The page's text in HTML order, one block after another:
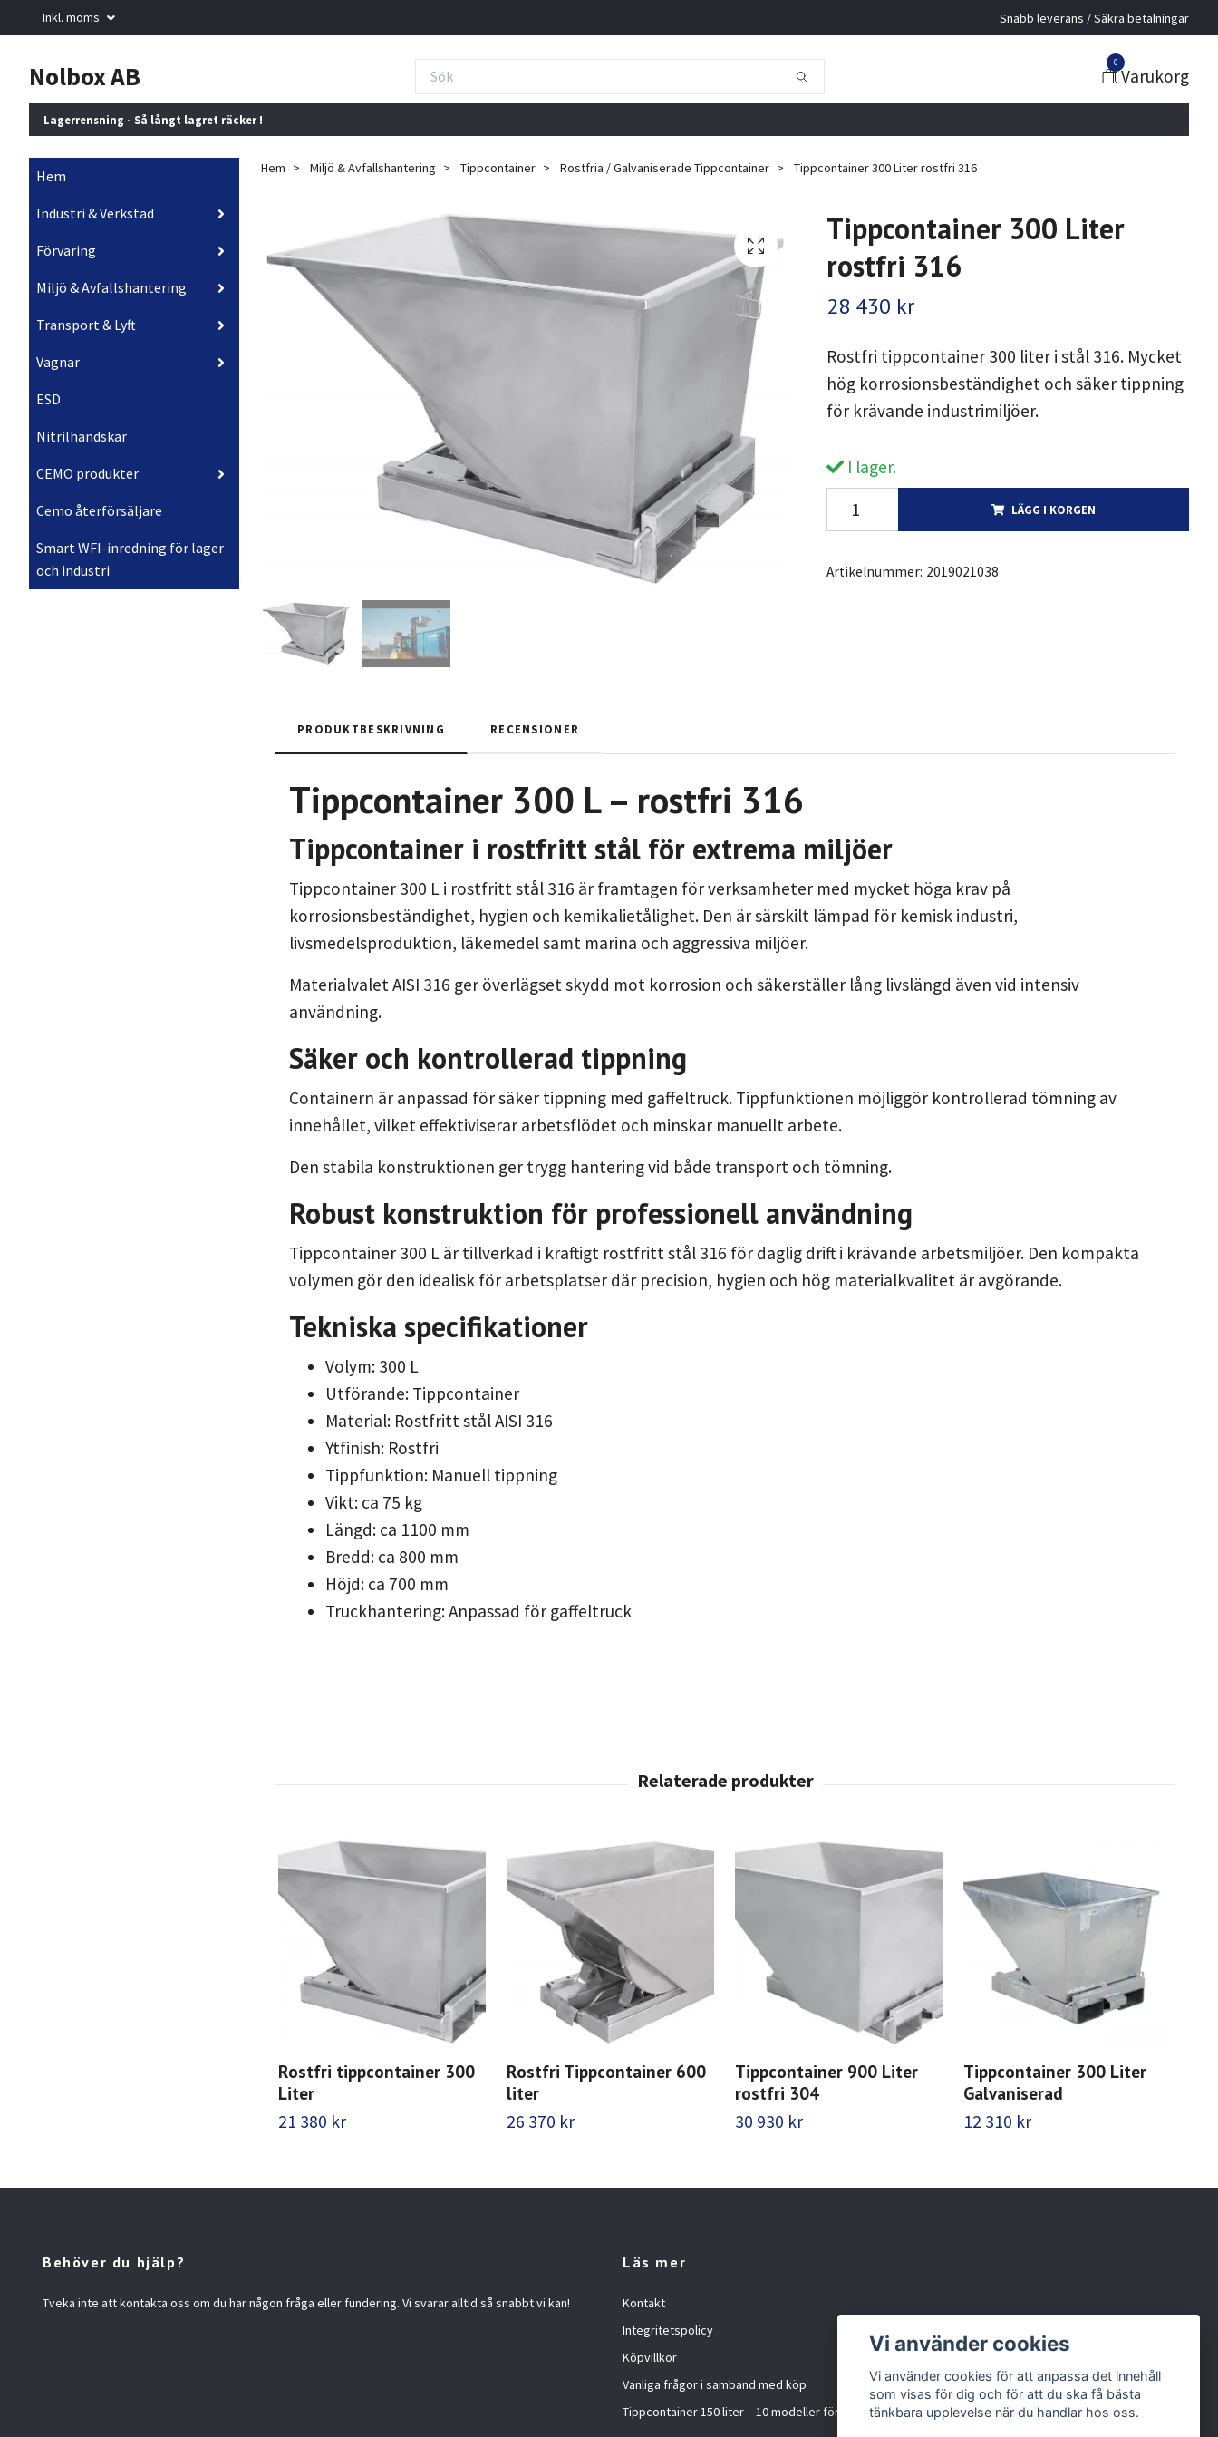
Inkl. moms Snabb leverans / Säkra betalningar
Nolbox AB 0
Varukorg
Lagerrensning - Så långt lagret räcker !
Hem
Industri & Verkstad
Förvaring
Miljö & Avfallshantering
Transport & Lyft
Vagnar
ESD
Nitrilhandskar
CEMO produkter
Cemo återförsäljare
Smart WFI-inredning för lager
och industri
Hem Miljö & Avfallshantering Tippcontainer Rostfria / Galvaniserade Tippcontainer Tippcontainer 300 Liter rostfri 316
Tippcontainer 300 Liter
rostfri 316
28 430 kr
Rostfri tippcontainer 300 liter i stål 316. Mycket
hög korrosionsbeständighet och säker tippning
för krävande industrimiljöer.
I lager.
LÄGG I KORGEN
Artikelnummer: 2019021038
PRODUKTBESKRIVNING RECENSIONER
Tippcontainer 300 L – rostfri 316
Tippcontainer i rostfritt stål för extrema miljöer
Tippcontainer 300 L i rostfritt stål 316 är framtagen för verksamheter med mycket höga krav på
korrosionsbeständighet, hygien och kemikalietålighet. Den är särskilt lämpad för kemisk industri,
livsmedelsproduktion, läkemedel samt marina och aggressiva miljöer.
Materialvalet AISI 316 ger överlägset skydd mot korrosion och säkerställer lång livslängd även vid intensiv
användning.
Säker och kontrollerad tippning
Containern är anpassad för säker tippning med gaffeltruck. Tippfunktionen möjliggör kontrollerad tömning av
innehållet, vilket effektiviserar arbetsflödet och minskar manuellt arbete.
Den stabila konstruktionen ger trygg hantering vid både transport och tömning.
Robust konstruktion för professionell användning
Tippcontainer 300 L är tillverkad i kraftigt rostfritt stål 316 för daglig drift i krävande arbetsmiljöer. Den kompakta
volymen gör den idealisk för arbetsplatser där precision, hygien och hög materialkvalitet är avgörande.
Tekniska specifikationer
Volym: 300 L
Utförande: Tippcontainer
Material: Rostfritt stål AISI 316
Ytfinish: Rostfri
Tippfunktion: Manuell tippning
Vikt: ca 75 kg
Längd: ca 1100 mm
Bredd: ca 800 mm
Höjd: ca 700 mm
Truckhantering: Anpassad för gaffeltruck
Rostfri tippcontainer 300
Liter
21 380 kr
Rostfri Tippcontainer 600
liter
26 370 kr
Tippcontainer 900 Liter
rostfri 304
30 930 kr
Tippcontainer 300 Liter
Galvaniserad
12 310 kr
Behöver du hjälp?
Tveka inte att kontakta oss om du har någon fråga eller fundering. Vi svarar alltid så snabbt vi kan!
Läs mer
Kontakt
Integritetspolicy
Köpvillkor
Vanliga frågor i samband med köp
Tippcontainer 150 liter – 10 modeller för källsortering
Vi använder cookies
Vi använder cookies för att anpassa det innehåll
som visas för dig och för att du ska få bästa
tänkbara upplevelse när du handlar hos oss.